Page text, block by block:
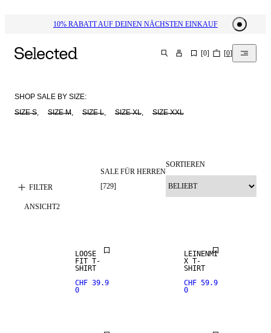
10% RABATT AUF DEINEN NÄCHSTEN EINKAUF
SUCHEN [0] [0]
SHOP SALE BY SIZE:
SIZE S, SIZE M, SIZE L, SIZE XL, SIZE XXL
FILTER
SALE FÜR HERREN
[729]
SORTIEREN
ANSICHT2
LOOSE
FIT T-
SHIRT
CHF 39.9
0
LEINENMI
X T-
SHIRT
CHF 59.9
0